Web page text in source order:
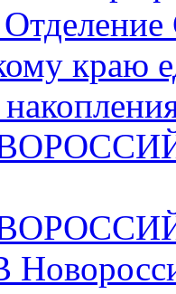
краю